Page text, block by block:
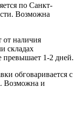
по Санкт-
Возможна
от наличия
складах
превышает 1-2 дней.
обговаривается с
Возможна и